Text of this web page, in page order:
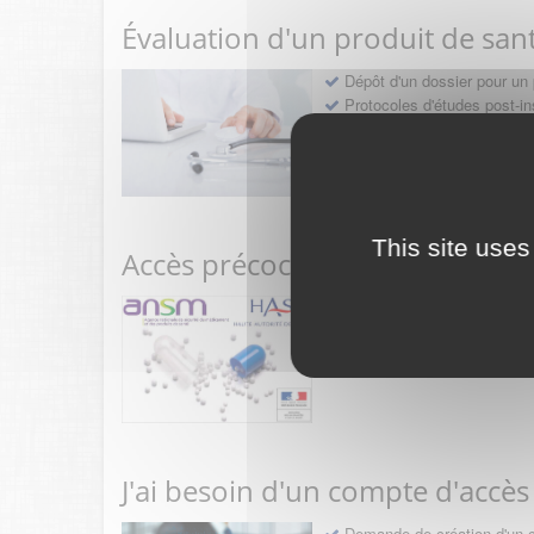
This site
Évaluation d'un produit de
Dépôt d'un dossier pour
Protocoles d'études post-
Accès précoce médicaments
Sollicitation RDV pré-
Déposer une demande
J'ai besoin d'un compte d'accès